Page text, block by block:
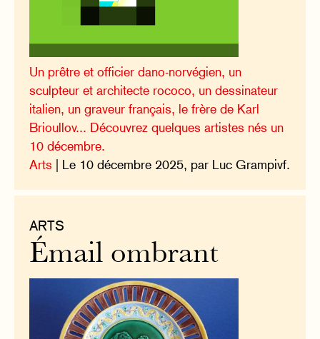
Un prêtre et officier dano-norvégien, un
sculpteur et architecte rococo, un dessinateur
italien, un graveur français, le frère de Karl
Brioullov... Découvrez quelques artistes nés un
10 décembre.
Arts | Le 10 décembre 2025, par Luc Grampivf.
ARTS
Émail ombrant